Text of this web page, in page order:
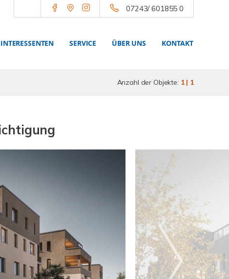
07243/ 601855 0
INTERESSENTEN SERVICE ÜBER UNS KONTAKT
Anzahl der Objekte: 1 | 1